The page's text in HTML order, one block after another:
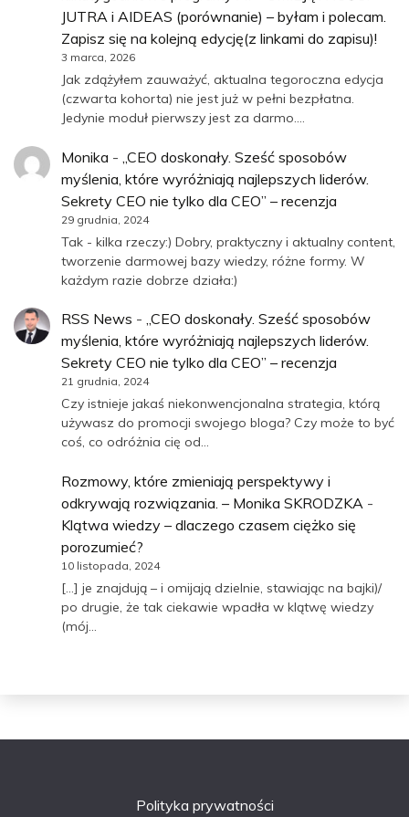
JUTRA i AIDEAS (porównanie) – byłam i polecam.
Zapisz się na kolejną edycję(z linkami do zapisu)!
3 marca, 2026
Jak zdążyłem zauważyć, aktualna tegoroczna edycja
(czwarta kohorta) nie jest już w pełni bezpłatna.
Jedynie moduł pierwszy jest za darmo.…
Monika - „CEO doskonały. Sześć sposobów
myślenia, które wyróżniają najlepszych liderów.
Sekrety CEO nie tylko dla CEO” – recenzja
29 grudnia, 2024
Tak - kilka rzeczy:) Dobry, praktyczny i aktualny content,
tworzenie darmowej bazy wiedzy, różne formy. W
każdym razie dobrze działa:)
RSS News - „CEO doskonały. Sześć sposobów
myślenia, które wyróżniają najlepszych liderów.
Sekrety CEO nie tylko dla CEO” – recenzja
21 grudnia, 2024
Czy istnieje jakaś niekonwencjonalna strategia, którą
używasz do promocji swojego bloga? Czy może to być
coś, co odróżnia cię od…
Rozmowy, które zmieniają perspektywy i
odkrywają rozwiązania. – Monika SKRODZKA -
Klątwa wiedzy – dlaczego czasem ciężko się
porozumieć?
10 listopada, 2024
[…] je znajdują – i omijają dzielnie, stawiając na bajki)/
po drugie, że tak ciekawie wpadła w klątwę wiedzy
(mój…
Polityka prywatności